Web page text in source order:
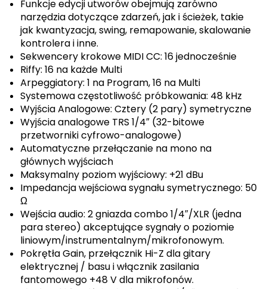
Funkcje edycji utworów obejmują zarówno
narzędzia dotyczące zdarzeń, jak i ścieżek, takie
jak kwantyzacja, swing, remapowanie, skalowanie
kontrolera i inne.
Sekwencery krokowe MIDI CC: 16 jednocześnie
Riffy: 16 na każde Multi
Arpeggiatory: 1 na Program, 16 na Multi
Systemowa częstotliwość próbkowania: 48 kHz
Wyjścia Analogowe: Cztery (2 pary) symetryczne
Wyjścia analogowe TRS 1/4″ (32-bitowe
przetworniki cyfrowo-analogowe)
Automatyczne przełączanie na mono na
głównych wyjściach
Maksymalny poziom wyjściowy: +21 dBu
Impedancja wejściowa sygnału symetrycznego: 50
Ω
Wejścia audio: 2 gniazda combo 1/4″/XLR (jedna
para stereo) akceptujące sygnały o poziomie
liniowym/instrumentalnym/mikrofonowym.
Pokrętła Gain, przełącznik Hi-Z dla gitary
elektrycznej / basu i włącznik zasilania
fantomowego +48 V dla mikrofonów.